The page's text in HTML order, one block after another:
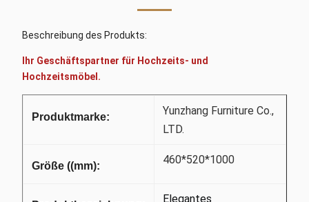
Beschreibung des Produkts:
Ihr Geschäftspartner für Hochzeits- und
Hochzeitsmöbel.
Produktmarke:
Yunzhang Furniture Co.,
LTD.
Größe ((mm): 460*520*1000
Elegantes